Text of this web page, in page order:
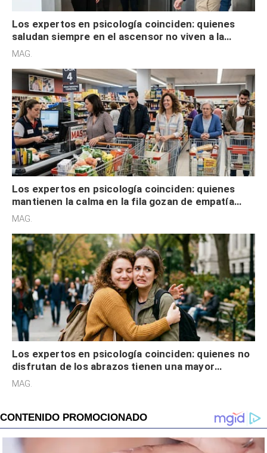
Los expertos en psicología coinciden: quienes
saludan siempre en el ascensor no viven a la
defensiva y tienen apertura social
MAG.
Los expertos en psicología coinciden: quienes
mantienen la calma en la fila gozan de empatía
cognitiva, gratitud y no solo tienen autocontrol
MAG.
Los expertos en psicología coinciden: quienes no
disfrutan de los abrazos tienen una mayor
sensibilidad a los estímulos físicos y no es por
MAG.